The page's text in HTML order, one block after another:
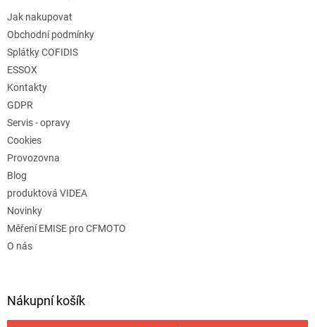
Jak nakupovat
Obchodní podmínky
Splátky COFIDIS
ESSOX
Kontakty
GDPR
Servis - opravy
Cookies
Provozovna
Blog
produktová VIDEA
Novinky
Měření EMISE pro CFMOTO
O nás
Nákupní košík